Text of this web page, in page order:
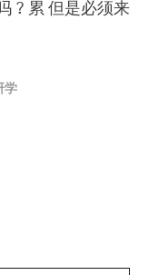
？累 但是必须来
学